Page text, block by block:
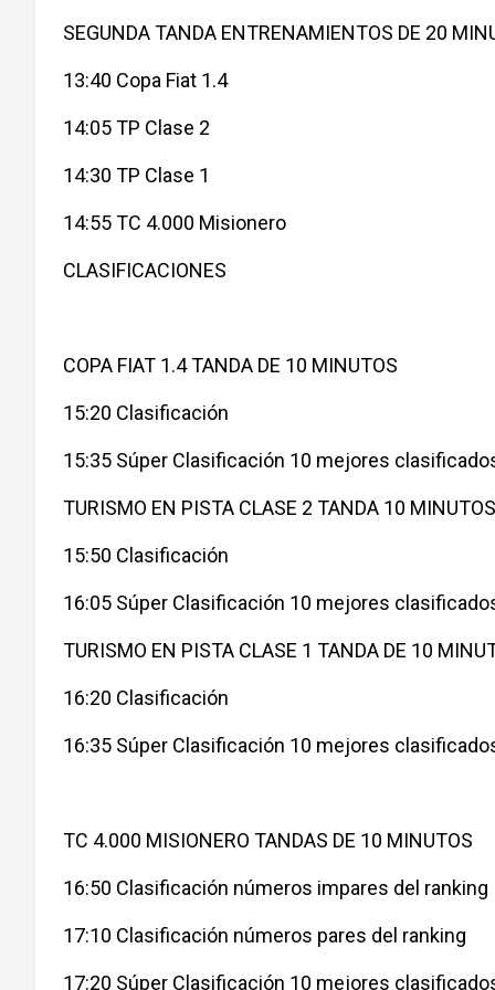
SEGUNDA TANDA ENTRENAMIENTOS DE 20
13:40 Copa Fiat 1.4
14:05 TP Clase 2
14:30 TP Clase 1
14:55 TC 4.000 Misionero
CLASIFICACIONES
COPA FIAT 1.4 TANDA DE 10 MINUTOS
15:20 Clasificación
15:35 Súper Clasificación 10 mejores
TURISMO EN PISTA CLASE 2 TANDA 10 MINUTOS
15:50 Clasificación
16:05 Súper Clasificación 10 mejores
TURISMO EN PISTA CLASE 1 TANDA DE 10
16:20 Clasificación
16:35 Súper Clasificación 10 mejores
TC 4.000 MISIONERO TANDAS DE 10 MINUTOS
16:50 Clasificación números impares del ranking
17:10 Clasificación números pares del ranking
17:20 Súper Clasificación 10 mejores